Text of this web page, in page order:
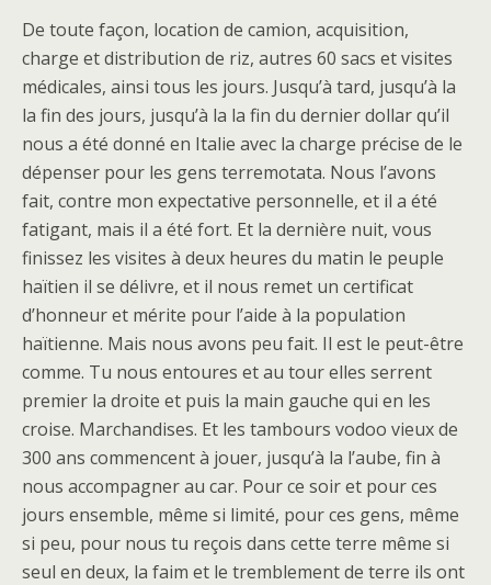
De toute façon, location de camion, acquisition,
charge et distribution de riz, autres 60 sacs et visites
médicales, ainsi tous les jours. Jusqu’à tard, jusqu’à la
la fin des jours, jusqu’à la la fin du dernier dollar qu’il
nous a été donné en Italie avec la charge précise de le
dépenser pour les gens terremotata. Nous l’avons
fait, contre mon expectative personnelle, et il a été
fatigant, mais il a été fort. Et la dernière nuit, vous
finissez les visites à deux heures du matin le peuple
haïtien il se délivre, et il nous remet un certificat
d’honneur et mérite pour l’aide à la population
haïtienne. Mais nous avons peu fait. Il est le peut-être
comme. Tu nous entoures et au tour elles serrent
premier la droite et puis la main gauche qui en les
croise. Marchandises. Et les tambours vodoo vieux de
300 ans commencent à jouer, jusqu’à la l’aube, fin à
nous accompagner au car. Pour ce soir et pour ces
jours ensemble, même si limité, pour ces gens, même
si peu, pour nous tu reçois dans cette terre même si
seul en deux, la faim et le tremblement de terre ils ont